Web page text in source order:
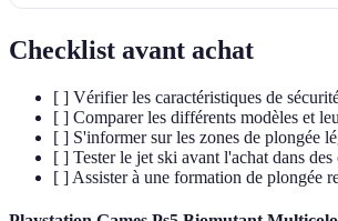
Checklist avant achat
[ ] Vérifier les caractéristiques de
[ ] Comparer les différents modèles et
[ ] S'informer sur les zones de plongée
[ ] Tester le jet ski avant l'achat dans
[ ] Assister à une formation de plongée